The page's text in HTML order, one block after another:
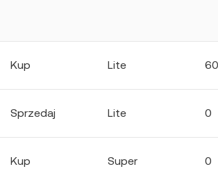
Kup Lite
Sprzedaj Lite 0
Kup Super 0